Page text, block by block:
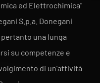
ed Elettrochimica"
S.p.a. Donegani
una lunga
su competenze e
di un'attività